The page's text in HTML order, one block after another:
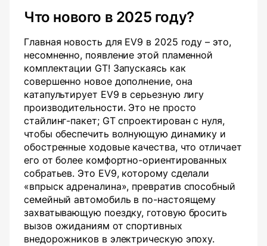
Что нового в 2025 году?
Главная новость для EV9 в 2025 году – это,
несомненно, появление этой пламенной
комплектации GT! Запускаясь как
совершенно новое дополнение, она
катапультирует EV9 в серьезную лигу
производительности. Это не просто
стайлинг-пакет; GT спроектирован с нуля,
чтобы обеспечить волнующую динамику и
обостренные ходовые качества, что отличает
его от более комфортно-ориентированных
собратьев. Это EV9, которому сделали
«впрыск адреналина», превратив способный
семейный автомобиль в по-настоящему
захватывающую поездку, готовую бросить
вызов ожиданиям от спортивных
внедорожников в электрическую эпоху.